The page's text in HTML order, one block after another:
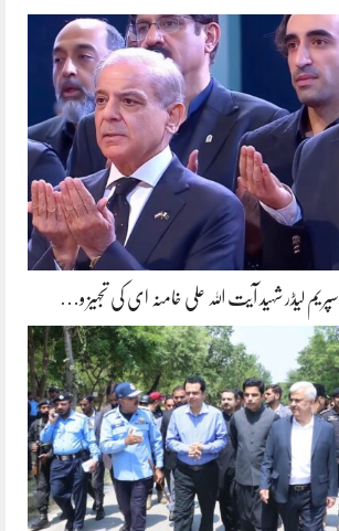
لیڈر شہید آیت اللہ علی خامنہ ای کی تجہیز و…